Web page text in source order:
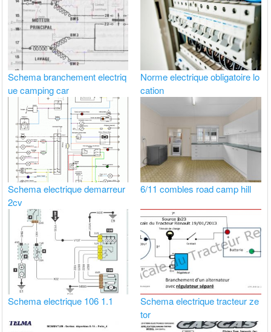
Schema branchement electriq
ue camping car
Norme electrique obligatoire lo
cation
Schema electrique demarreur
2cv
6/11 combles road camp hill
Schema electrique 106 1.1
Schema electrique tracteur ze
tor